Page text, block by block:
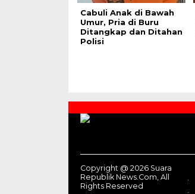
Cabuli Anak di Bawah
Umur, Pria di Buru
Ditangkap dan Ditahan
Polisi
Copyright @ 2026 Suara
Republik News.Com, All
Rights Reserved